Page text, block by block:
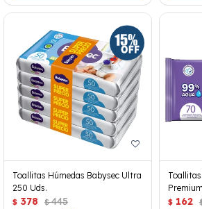
Toallitas Húmedas Babysec Ultra
250 Uds.
$ 378 $ 445 $ 162